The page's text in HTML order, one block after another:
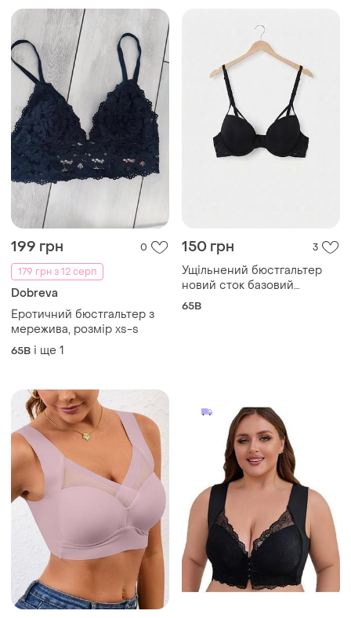
199 грн
0
179 грн з 12 серп
Dobreva
Еротичний бюстгальтер з
мережива, розмір xs-s
65B і ще 1
150 грн 3
Ущільнений бюстгальтер
новий сток базовий
класичний
65B